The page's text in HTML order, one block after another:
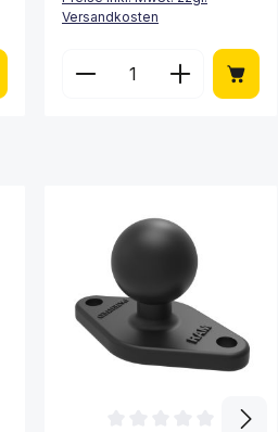
den gewünschten Wert ein
Versandkosten
Produkt Anzahl: Gib